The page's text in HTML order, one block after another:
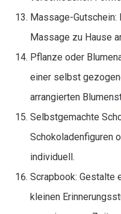
Massage-Gutschein:
Massage zu Hause
Pflanze oder
einer selbst
arrangierten
Selbstgemachte
Schokoladenfiguren
individuell.
Scrapbook: Gestalte
kleinen